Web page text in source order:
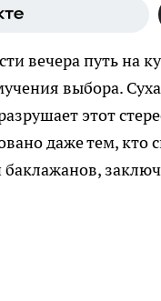
вечера путь на
выбора.
этот
даже тем,
баклажанов,